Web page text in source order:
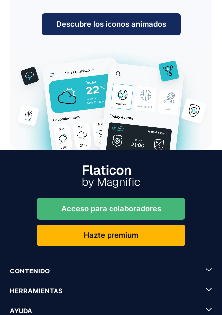
Descubre los iconos animados
Acceso para colaboradores
Hazte premium
CONTENIDO
HERRAMIENTAS
AYUDA